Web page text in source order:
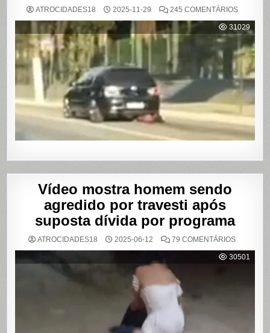
ATROCIDADES18 2025-11-29 245 COMENTÁRIOSEM
É
E
POR
APÓS
BRIGA
EM
CASA
SHOWS
SÃO
PAULO
31029
Vídeo mostra homem sendo
agredido por travesti após
suposta dívida por programa
ATROCIDADES18 2025-06-12 79 COMENTÁRIOSEM
MOSTRA
HOMEM
30501